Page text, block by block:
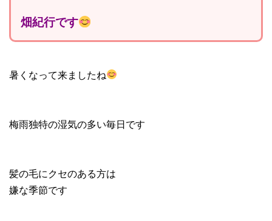
畑紀行です
暑くなって来ましたね
梅雨独特の湿気の多い毎日です
髪の毛にクセのある方は
嫌な季節です